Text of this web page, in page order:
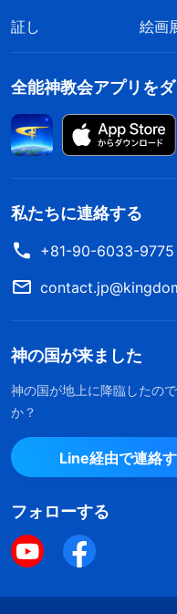
証し
絵画
全能神教会アプリを
私たちに連絡する
+81-90-6033-9775
神の国が来ました
神の国が地上に降臨したの
か？
Line経由で連絡
フォローする